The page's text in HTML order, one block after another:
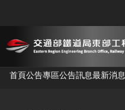
跳到主要內容
首頁公告專區公告訊息最新消息